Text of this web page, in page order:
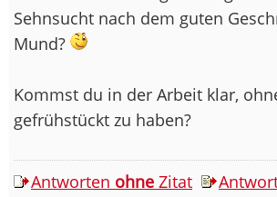
Sehnsucht nach dem guten
Mund?
Kommst du in der Arbeit klar,
gefrühstückt zu haben?
Antworten ohne Zitat